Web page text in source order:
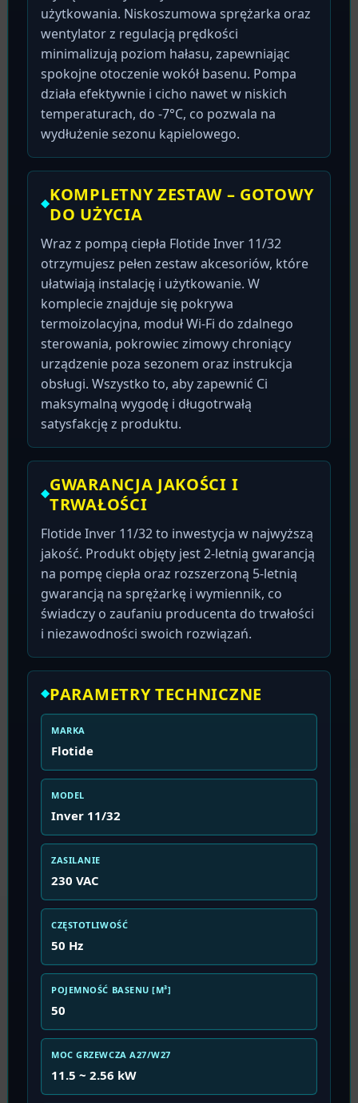
użytkowania. Niskoszumowa sprężarka oraz
wentylator z regulacją prędkości
minimalizują poziom hałasu, zapewniając
spokojne otoczenie wokół basenu. Pompa
działa efektywnie i cicho nawet w niskich
temperaturach, do -7°C, co pozwala na
wydłużenie sezonu kąpielowego.
KOMPLETNY ZESTAW – GOTOWY
DO UŻYCIA
Wraz z pompą ciepła Flotide Inver 11/32
otrzymujesz pełen zestaw akcesoriów, które
ułatwiają instalację i użytkowanie. W
komplecie znajduje się pokrywa
termoizolacyjna, moduł Wi-Fi do zdalnego
sterowania, pokrowiec zimowy chroniący
urządzenie poza sezonem oraz instrukcja
obsługi. Wszystko to, aby zapewnić Ci
maksymalną wygodę i długotrwałą
satysfakcję z produktu.
GWARANCJA JAKOŚCI I
TRWAŁOŚCI
Flotide Inver 11/32 to inwestycja w najwyższą
jakość. Produkt objęty jest 2-letnią gwarancją
na pompę ciepła oraz rozszerzoną 5-letnią
gwarancją na sprężarkę i wymiennik, co
świadczy o zaufaniu producenta do trwałości
i niezawodności swoich rozwiązań.
PARAMETRY TECHNICZNE
MARKA
Flotide
MODEL
Inver 11/32
ZASILANIE
230 VAC
CZĘSTOTLIWOŚĆ
50 Hz
POJEMNOŚĆ BASENU [M³]
50
MOC GRZEWCZA A27/W27
11.5 ~ 2.56 kW